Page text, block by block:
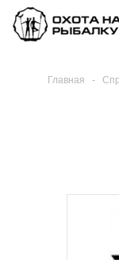
Главная -